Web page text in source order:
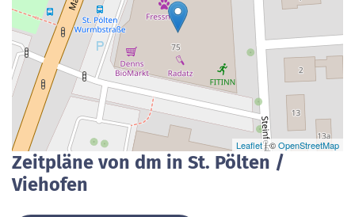
Leaflet| ©OpenStreetMap
Zeitpläne von dm in St. Pölten /
Viehofen